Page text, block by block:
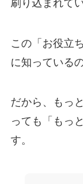
刷り込まれて
この「お役立
に知っている
だから、もっ
っても「もっ
す。